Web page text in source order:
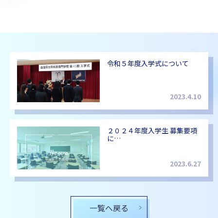
令和５年度入学式について
2023.4.10
一覧へ戻る
２０２４年度入学生 募集要項
に…
2023.6.27